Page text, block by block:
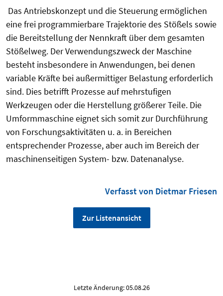
Das Antriebskonzept und die Steuerung ermöglichen
eine frei programmierbare Trajektorie des Stößels sowie
die Bereitstellung der Nennkraft über dem gesamten
Stößelweg. Der Verwendungszweck der Maschine
besteht insbesondere in Anwendungen, bei denen
variable Kräfte bei außermittiger Belastung erforderlich
sind. Dies betrifft Prozesse auf mehrstufigen
Werkzeugen oder die Herstellung größerer Teile. Die
Umformmaschine eignet sich somit zur Durchführung
von Forschungsaktivitäten u. a. in Bereichen
entsprechender Prozesse, aber auch im Bereich der
maschinenseitigen System- bzw. Datenanalyse.
Verfasst von Dietmar Friesen
Zur Listenansicht
Letzte Änderung: 05.08.26